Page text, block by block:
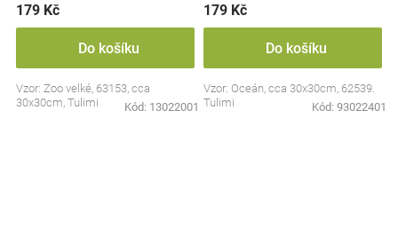
179 Kč
Do košíku
Vzor: Zoo velké, 63153, cca
30x30cm, Tulimi
Kód: 13022001
179 Kč
Do košíku
Vzor: Oceán, cca 30x30cm, 62539.
Tulimi
Kód: 93022401